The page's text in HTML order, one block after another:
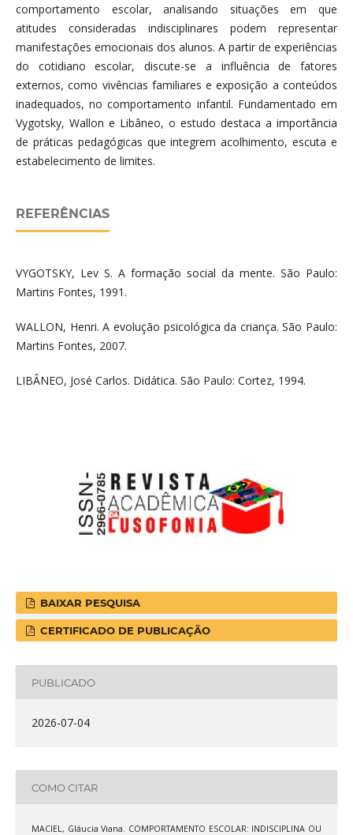
comportamento escolar, analisando situações em que
atitudes consideradas indisciplinares podem representar
manifestações emocionais dos alunos. A partir de experiências
do cotidiano escolar, discute-se a influência de fatores
externos, como vivências familiares e exposição a conteúdos
inadequados, no comportamento infantil. Fundamentado em
Vygotsky, Wallon e Libâneo, o estudo destaca a importância
de práticas pedagógicas que integrem acolhimento, escuta e
estabelecimento de limites.
REFERÊNCIAS
VYGOTSKY, Lev S. A formação social da mente. São Paulo:
Martins Fontes, 1991.
WALLON, Henri. A evolução psicológica da criança. São Paulo:
Martins Fontes, 2007.
LIBÂNEO, José Carlos. Didática. São Paulo: Cortez, 1994.
BAIXAR PESQUISA
CERTIFICADO DE PUBLICAÇÃO
PUBLICADO
2026-07-04
COMO CITAR
MACIEL, Gláucia Viana. COMPORTAMENTO ESCOLAR: INDISCIPLINA OU